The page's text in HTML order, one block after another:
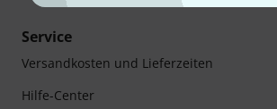
Service
Versandkosten und Lieferzeiten
Hilfe-Center